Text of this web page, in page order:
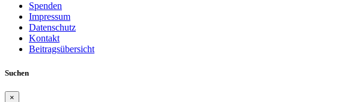
Spenden
Impressum
Datenschutz
Kontakt
Beitragsübersicht
Suchen
×